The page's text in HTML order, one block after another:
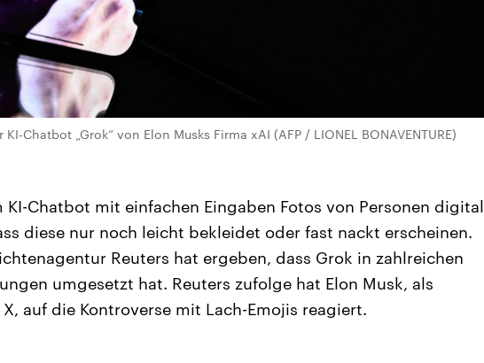
Chatbot „Grok“ von Elon Musks Firma xAI (AFP / LIONEL BONAVENTURE)
Chatbot mit einfachen Eingaben Fotos von Personen digital
diese nur noch leicht bekleidet oder fast nackt erscheinen.
Reuters hat ergeben, dass Grok in zahlreichen
umgesetzt hat. Reuters zufolge hat Elon Musk, als
auf die Kontroverse mit Lach-Emojis reagiert.